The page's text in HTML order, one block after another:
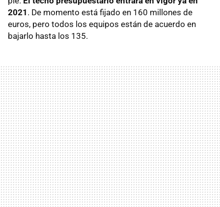
2021 . De momento está fijado en 160 millones de
euros, pero todos los equipos están de acuerdo en
bajarlo hasta los 135.